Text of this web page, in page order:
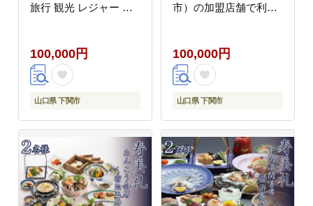
旅行 観光 レジャー 宿
ーベキュー アウトドア
関門海峡 花火大会 角島
唐戸市場 ギフト プレゼ
ント ) 下関 山口
100,000円
山口県 下関市
市）の加盟店舗で利用
100,000円
山口県 下関市